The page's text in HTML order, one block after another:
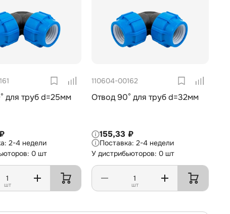
для труб d=25мм
2-4 недели
0 шт
шт
110604-00162
Отвод 90° для труб d=32мм
155,33 ₽
2-4 недели
У дистрибьюторов: 0 шт
шт